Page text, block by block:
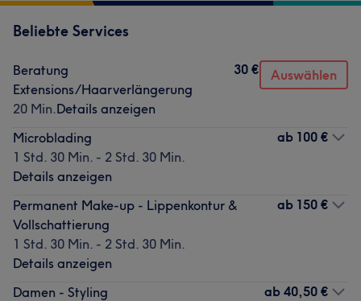
Beliebte Services
Beratung
Extensions/Haarverlängerung
20 Min.Details anzeigen
30 € Auswählen
Microblading
1 Std. 30 Min. - 2 Std. 30 Min.
Details anzeigen
ab 100 €
Permanent Make-up - Lippenkontur &
Vollschattierung
1 Std. 30 Min. - 2 Std. 30 Min.
Details anzeigen
ab 150 €
Damen - Styling
ab 40,50 €